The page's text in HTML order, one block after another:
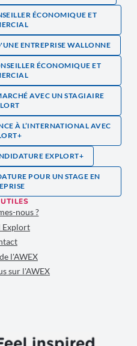
ÉCONOMIQUE ET
ENTREPRISE WALLONNE
ÉCONOMIQUE ET
AVEC UN STAGIAIRE
À L’INTERNATIONAL AVEC
EXPLORT+
POUR UN STAGE EN
nous ?
Explort
l'AWEX
sur l'AWEX